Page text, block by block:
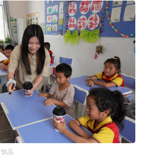
品